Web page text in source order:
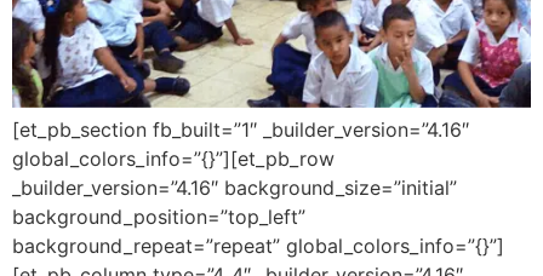
[et_pb_section fb_built=”1″ _builder_version=”4.16″
global_colors_info=”{}”][et_pb_row
_builder_version=”4.16″ background_size=”initial”
background_position=”top_left”
background_repeat=”repeat” global_colors_info=”{}”]